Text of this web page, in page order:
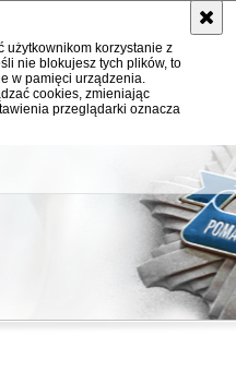
użytkownikom korzystanie z
nie blokujesz tych plików, to
w pamięci urządzenia.
cookies, zmieniając
przeglądarki oznacza